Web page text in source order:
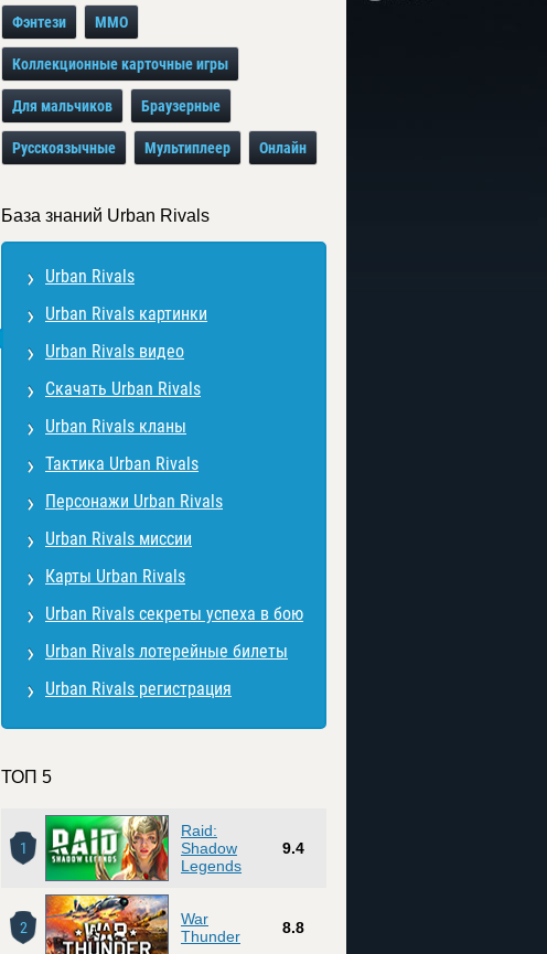
Фэнтези MMO
Коллекционные карточные игры
Для мальчиков Браузерные
Русскоязычные Мультиплеер Онлайн
База знаний Urban Rivals
Urban Rivals
Urban Rivals картинки
Urban Rivals видео
Скачать Urban Rivals
Urban Rivals кланы
Тактика Urban Rivals
Персонажи Urban Rivals
Urban Rivals миссии
Карты Urban Rivals
Urban Rivals секреты успеха в бою
Urban Rivals лотерейные билеты
Urban Rivals регистрация
ТОП 5
1
Raid:
Shadow
Legends
9.4
2
War
Thunder
8.8